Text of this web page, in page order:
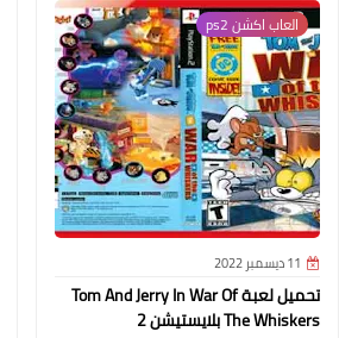
العاب اكشن ps2
11 ديسمبر 2022
تحميل لعبة Tom And Jerry In War Of
The Whiskers بلايستيشن 2